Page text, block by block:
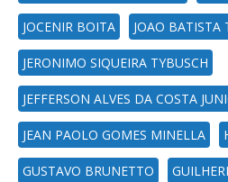
JOCENIR BOITA JOAO BATISTA
JERONIMO SIQUEIRA TYBUSCH
JEFFERSON ALVES DA COSTA
JEAN PAOLO GOMES MINELLA
GUSTAVO BRUNETTO